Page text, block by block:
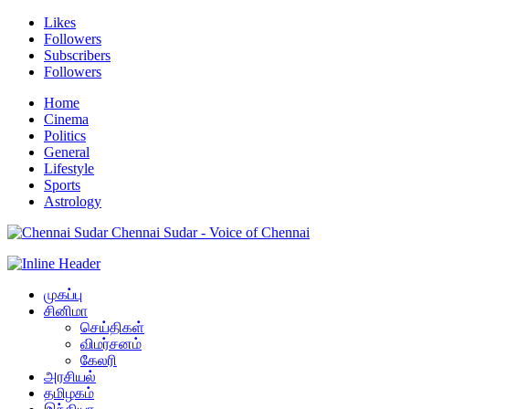
Likes
Followers
Subscribers
Followers
Home
Cinema
Politics
General
Lifestyle
Sports
Astrology
Chennai Sudar - Voice of Chennai
முகப்பு
சினிமா
செய்திகள்
விமர்சனம்
கேலரி
அரசியல்
தமிழகம்